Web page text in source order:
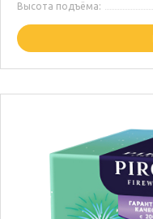
Высота подъёма: